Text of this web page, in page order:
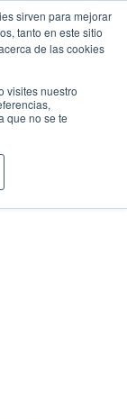
sirven para mejorar
tanto en este sitio
de las cookies
visites nuestro
que no se te